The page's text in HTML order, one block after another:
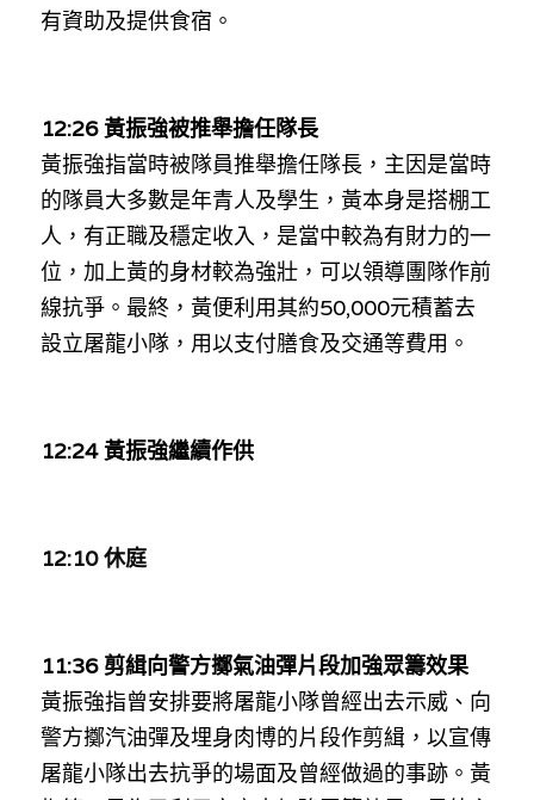
曾子晴 - 晴深直說
陳貴春大律師專欄
陳子遷律師專欄
羅浚軒專欄
溫志倫專欄
汪明欣專欄
莊豪鋒專欄
有資助及提供食宿。
12:26 黃振強被推舉擔任隊長
黃振強指當時被隊員推舉擔任隊長，主因是當時
的隊員大多數是年青人及學生，黃本身是搭棚工
人，有正職及穩定收入，是當中較為有財力的一
位，加上黃的身材較為強壯，可以領導團隊作前
線抗爭。最終，黃便利用其約50,000元積蓄去
設立屠龍小隊，用以支付膳食及交通等費用。
12:24 黃振強繼續作供
12:10 休庭
11:36 剪緝向警方擲氣油彈片段加強眾籌效果
黃振強指曾安排要將屠龍小隊曾經出去示威、向
警方擲汽油彈及埋身肉博的片段作剪緝，以宣傳
屠龍小隊出去抗爭的場面及曾經做過的事跡。黃